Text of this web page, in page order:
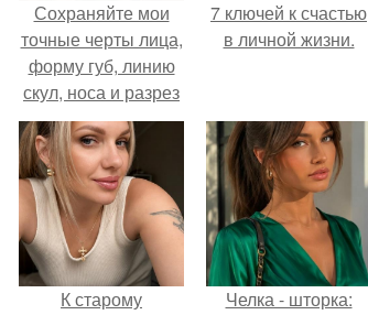
Сохраняйте мои
точные черты лица,
форму губ, линию
скул, носа и разрез
глаз.
7 ключей к счастью
в личной жизни.
К старому
Челка - шторка: